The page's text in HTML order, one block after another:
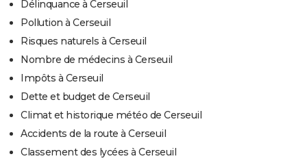
Délinquance à Cerseuil
Pollution à Cerseuil
Risques naturels à Cerseuil
Nombre de médecins à Cerseuil
Impôts à Cerseuil
Dette et budget de Cerseuil
Climat et historique météo de Cerseuil
Accidents de la route à Cerseuil
Classement des lycées à Cerseuil